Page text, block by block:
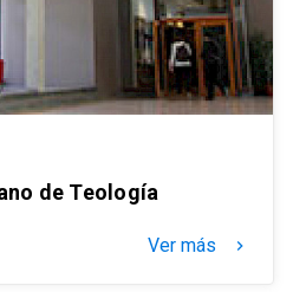
de Teología
Ver más keyboard_arrow_right